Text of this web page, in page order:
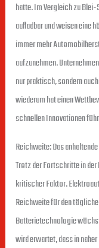
hatte. Im Vergleich zu
aufladbar und weisen eine
immer mehr
aufzunehmen.
nur praktisch, sondern
wiederum hat einen
schnellen Innovationen
Reichweite: Das
Trotz der Fortschritte in
kritischer Faktor.
Reichweite für den
Batterietechnologie
wird erwartet, dass in